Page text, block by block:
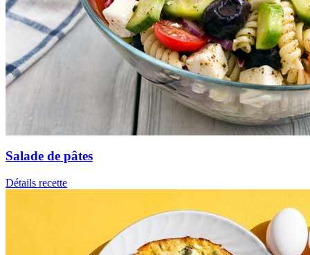
Salade de pâtes
Détails recette